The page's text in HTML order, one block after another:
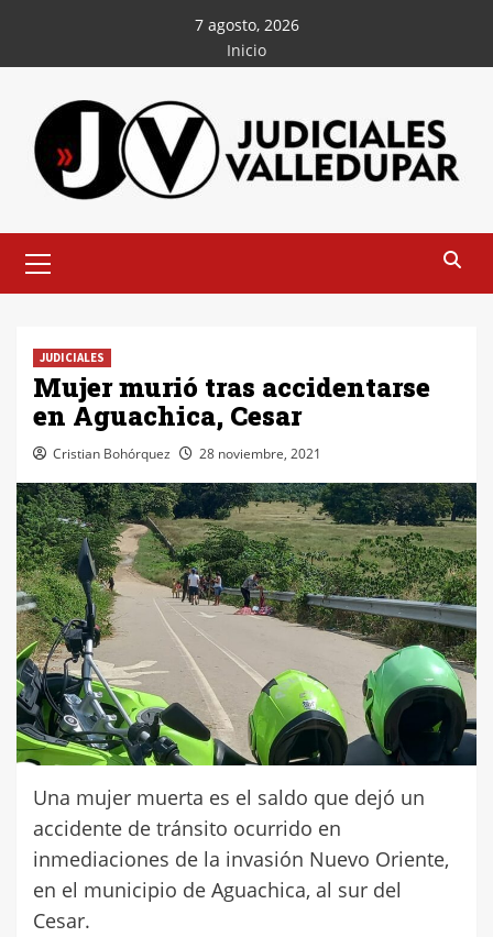
contenido
7 agosto, 2026
Inicio
principal
JUDICIALES
Mujer murió tras accidentarse
en Aguachica, Cesar
Cristian Bohórquez 28 noviembre, 2021
Una mujer muerta es el saldo que dejó un
accidente de tránsito ocurrido en
inmediaciones de la invasión Nuevo Oriente,
en el municipio de Aguachica, al sur del
Cesar.